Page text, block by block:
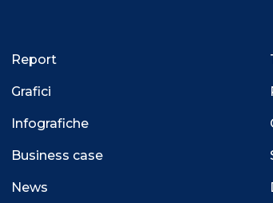
Report
Grafici
Infografiche
Business case
News